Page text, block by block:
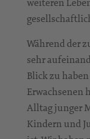
Während der
sehr
Blick zu
Erwachsenen
Alltag junger
Kindern und